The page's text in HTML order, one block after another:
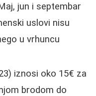
jun i septembar
uslovi nisu
u vrhuncu
iznosi oko 15€ za
brodom do